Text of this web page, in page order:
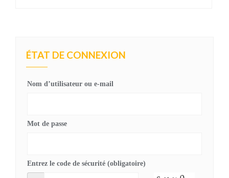
ÉTAT DE CONNEXION
Nom d’utilisateur ou e-mail
Mot de passe
Entrez le code de sécurité (obligatoire)